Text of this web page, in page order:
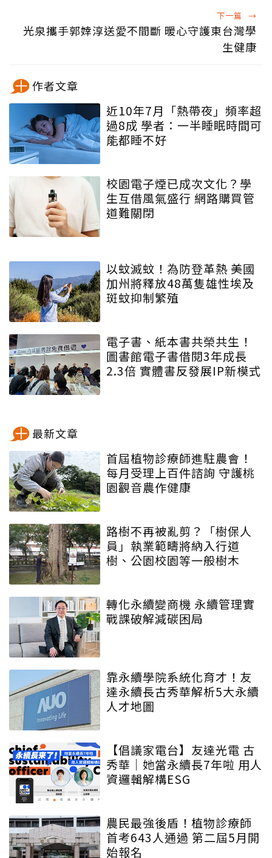
下一篇 →
光泉攜手郭婞淳送愛不間斷 暖心守護東台灣學
生健康
作者文章
近10年7月「熱帶夜」頻率超
過8成 學者：一半睡眠時間可
能都睡不好
校園電子煙已成次文化？學
生互借風氣盛行 網路購買管
道難關閉
以蚊滅蚊！為防登革熱 美國
加州將釋放48萬隻雄性埃及
斑蚊抑制繁殖
電子書、紙本書共榮共生！
圖書館電子書借閱3年成長
2.3倍 實體書反發展IP新模式
最新文章
首屆植物診療師進駐農會！
每月受理上百件諮詢 守護桃
園觀音農作健康
路樹不再被亂剪？「樹保人
員」執業範疇將納入行道
樹、公園校園等一般樹木
轉化永續變商機 永續管理實
戰課破解減碳困局
靠永續學院系統化育才！友
達永續長古秀華解析5大永續
人才地圖
【倡議家電台】友達光電 古
秀華｜她當永續長7年啦 用人
資邏輯解構ESG
農民最強後盾！植物診療師
首考643人通過 第二屆5月開
始報名